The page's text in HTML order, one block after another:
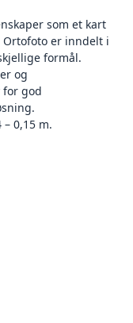
som et kart
Ortofoto er inndelt i
formål.
og
god
0,15 m.